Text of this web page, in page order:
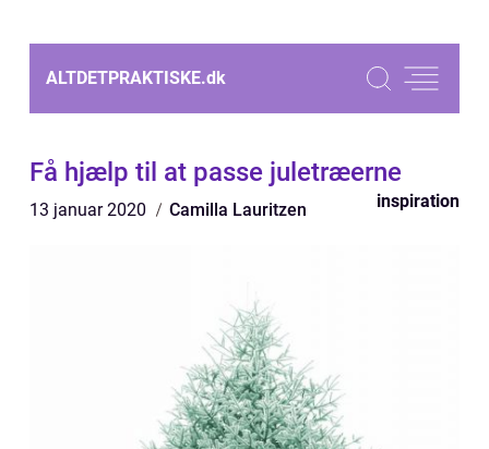
ALTDETPRAKTISKE.dk
Få hjælp til at passe juletræerne
13 januar 2020 Camilla Lauritzen inspiration